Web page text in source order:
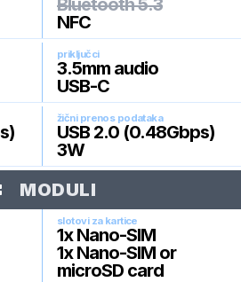
Bluetooth 5.3
NFC
priključci
3.5mm audio
USB-C
žični prenos podataka
USB 2.0 (0.48Gbps)
3W
MODULI
slotovi za kartice
1x Nano-SIM
1x Nano-SIM or
microSD card